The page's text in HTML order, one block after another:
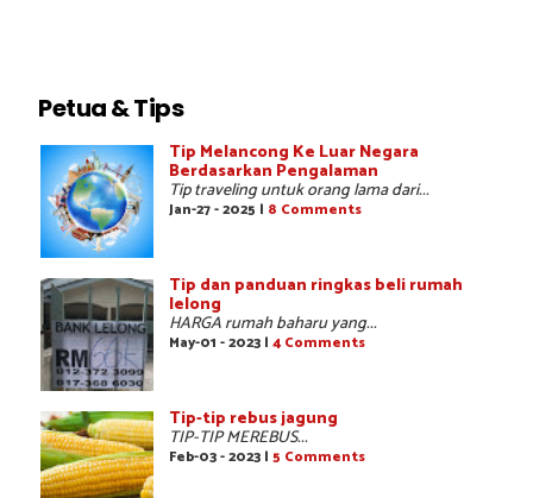
Petua & Tips
Tip Melancong Ke Luar Negara
Berdasarkan Pengalaman
Tip traveling untuk orang lama dari...
Jan-27 - 2025 | 8 Comments
Tip dan panduan ringkas beli rumah
lelong
HARGA rumah baharu yang...
May-01 - 2023 | 4 Comments
Tip-tip rebus jagung
TIP-TIP MEREBUS...
Feb-03 - 2023 | 5 Comments